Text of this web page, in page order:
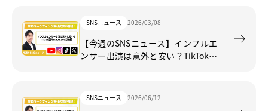
ップなど
SNSニュース 2026/03/08
【今週のSNSニュース】インフルエ
ンサー出演は意外と安い？TikTok国
SNSニュース 2026/06/12